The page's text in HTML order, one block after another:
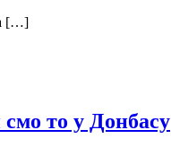
[…]
смо то у Донбасу